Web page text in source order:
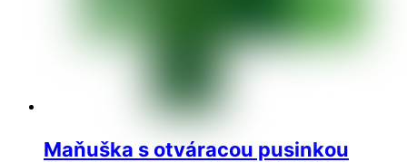
Maňuška s otváracou pusinkou